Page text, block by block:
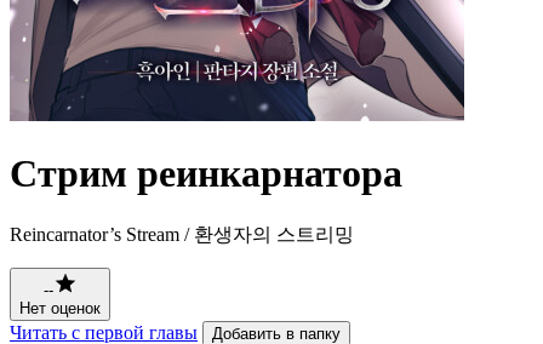
Стрим реинкарнатора
Reincarnator’s Stream / 환생자의 스트리밍
--
Нет оценок
Читать с первой главы Добавить в папку